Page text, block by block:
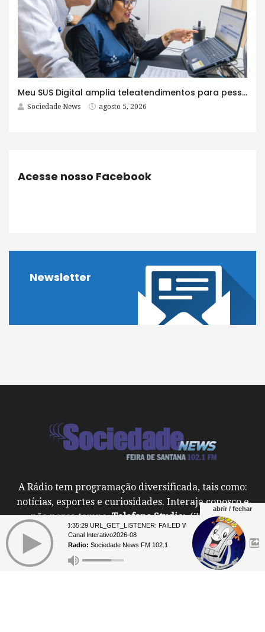
Meu SUS Digital amplia teleatendimentos para pessoas com problemas com jogos e apostas
Sociedade News agosto 5, 2026
Acesse nosso Facebook
Newsletter
A Rádio tem programação diversificada, tais como:
notícias, esportes e curiosidades. Interaja conosco e
não perca tempo.Telefone Studio:(75) 2101-
9717 Whatsapp (75) 9 9829-7070
Informações Comerciais: +55 (75)
2101-9710 / Whatsapp +55 (75) 98809-9304
abrir / fechar
07 23:35:29 URL_GET_LISTENER: FAILED WITH ERROR: **** 07
Canal Interativo2026-08
Radio: Sociedade News FM 102.1